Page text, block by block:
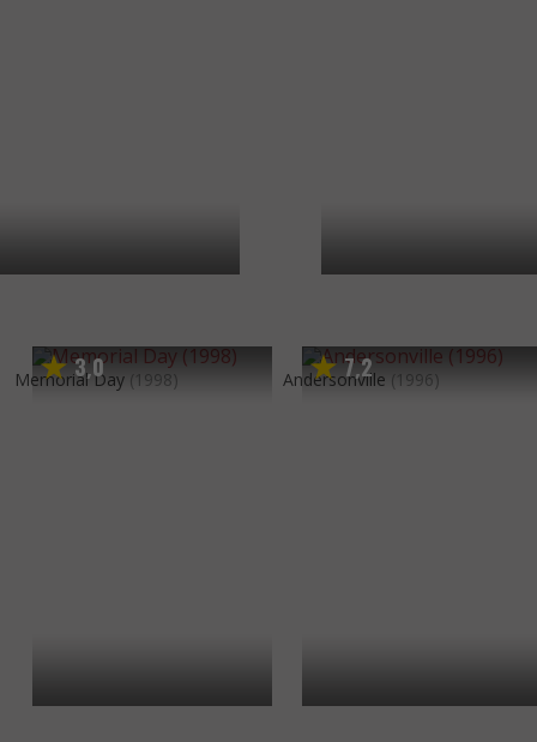
3,0
Memorial Day (1998) 7,2
Andersonville (1996)